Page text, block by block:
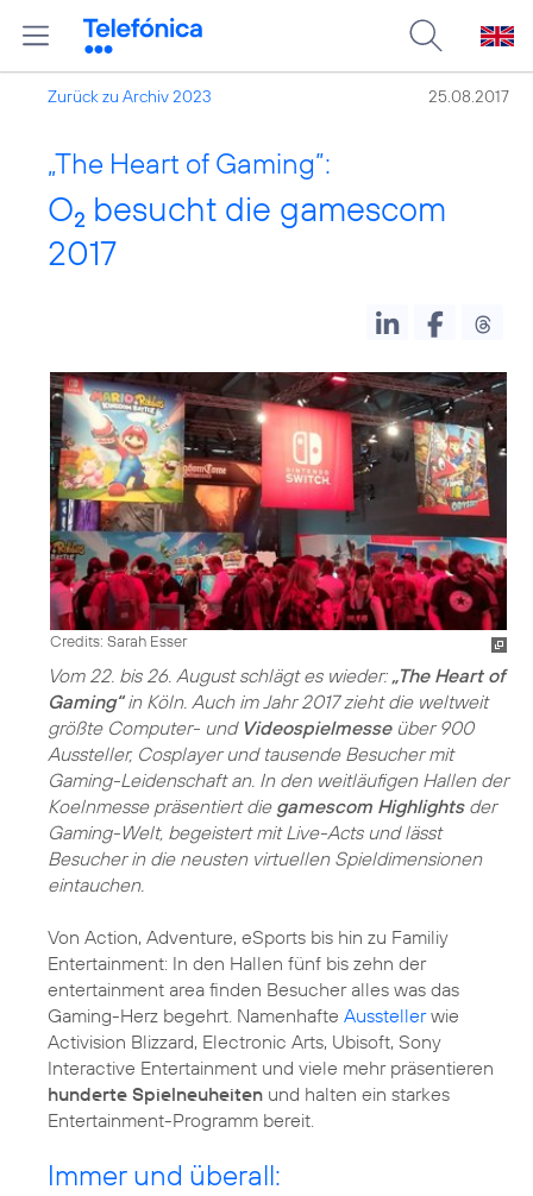
Zurück zu Archiv 2023 25.08.2017
„The Heart of Gaming”:
O2 besucht die gamescom
2017
Credits: Sarah Esser
Vom 22. bis 26. August schlägt es wieder: „The Heart of
Gaming“in Köln. Auch im Jahr 2017 zieht die weltweit
größte Computer- und Videospielmesseüber 900
Aussteller, Cosplayer und tausende Besucher mit
Gaming-Leidenschaft an. In den weitläufigen Hallen der
Koelnmesse präsentiert die gamescom Highlightsder
Gaming-Welt, begeistert mit Live-Acts und lässt
Besucher in die neusten virtuellen Spieldimensionen
eintauchen.
Von Action, Adventure, eSports bis hin zu Familiy
Entertainment: In den Hallen fünf bis zehn der
entertainment area finden Besucher alles was das
Gaming-Herz begehrt. Namenhafte Ausstellerwie
Activision Blizzard, Electronic Arts, Ubisoft, Sony
Interactive Entertainment und viele mehr präsentieren
hunderte Spielneuheiten und halten ein starkes
Entertainment-Programm bereit.
Immer und überall: